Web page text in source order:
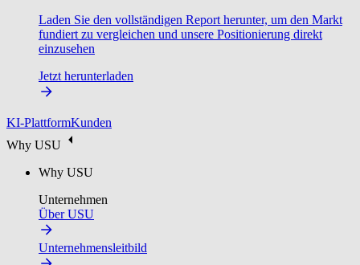
Laden Sie den vollständigen Report herunter, um den Markt
fundiert zu vergleichen und unsere Positionierung direkt
einzusehen
Jetzt herunterladen
KI-PlattformKunden
Why USU
Why USU
Unternehmen
Über USU
Unternehmensleitbild